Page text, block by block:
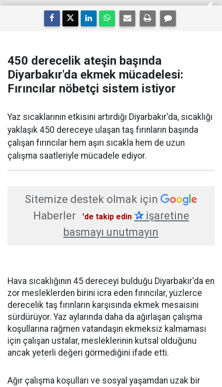
450 derecelik ateşin başında
Diyarbakır'da ekmek mücadelesi:
Fırıncılar nöbetçi sistem istiyor
Yaz sıcaklarının etkisini artırdığı Diyarbakır'da, sıcaklığı
yaklaşık 450 dereceye ulaşan taş fırınların başında
çalışan fırıncılar hem aşırı sıcakla hem de uzun
çalışma saatleriyle mücadele ediyor.
Sitemize destek olmak için
Haberler
'de takip edin ✰işaretine
basmayı unutmayın
Hava sıcaklığının 45 dereceyi bulduğu Diyarbakır'da en
zor mesleklerden birini icra eden fırıncılar, yüzlerce
derecelik taş fırınların karşısında ekmek mesaisini
sürdürüyor. Yaz aylarında daha da ağırlaşan çalışma
koşullarına rağmen vatandaşın ekmeksiz kalmaması
için çalışan ustalar, mesleklerinin kutsal olduğunu
ancak yeterli değeri görmediğini ifade etti.
Ağır çalışma koşulları ve sosyal yaşamdan uzak bir